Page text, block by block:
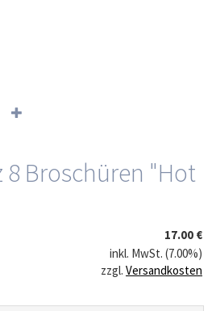
Broschüren "Hot
17.00 €
inkl. MwSt. (7.00%)
zzgl. Versandkosten